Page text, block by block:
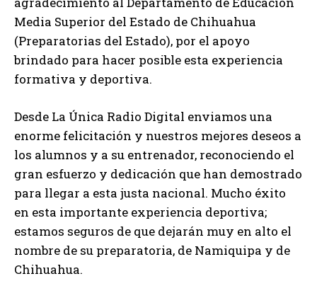
Media Superior del Estado de Chihuahua
(Preparatorias del Estado), por el apoyo
brindado para hacer posible esta experiencia
formativa y deportiva.
Desde La Única Radio Digital enviamos una
enorme felicitación y nuestros mejores deseos a
los alumnos y a su entrenador, reconociendo el
gran esfuerzo y dedicación que han demostrado
para llegar a esta justa nacional. Mucho éxito
en esta importante experiencia deportiva;
estamos seguros de que dejarán muy en alto el
nombre de su preparatoria, de Namiquipa y de
Chihuahua.